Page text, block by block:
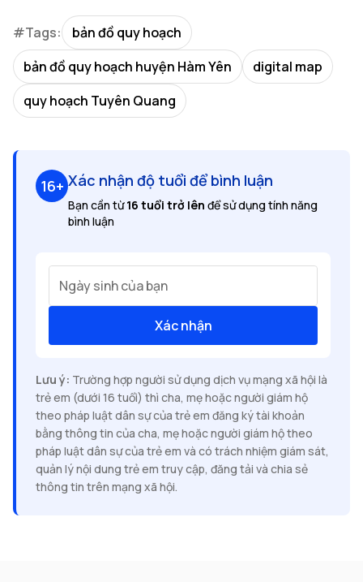
#Tags:
bản đồ quy hoạch
bản đồ quy hoạch huyện Hàm Yên
digital map
quy hoạch Tuyên Quang
16+ Xác nhận độ tuổi để bình luận
Bạn cần từ16 tuổi trở lên để sử dụng tính năng
bình luận
Ngày sinh của bạn
Xác nhận
Lưu ý: Trường hợp người sử dụng dịch vụ mạng xã hội là
trẻ em (dưới 16 tuổi) thì cha, mẹ hoặc người giám hộ
theo pháp luật dân sự của trẻ em đăng ký tài khoản
bằng thông tin của cha, mẹ hoặc người giám hộ theo
pháp luật dân sự của trẻ em và có trách nhiệm giám sát,
quản lý nội dung trẻ em truy cập, đăng tải và chia sẻ
thông tin trên mạng xã hội.